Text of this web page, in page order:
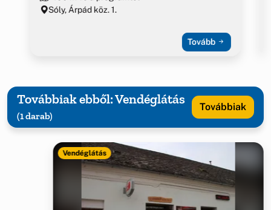
Sóly, Árpád köz. 1.
Tovább
Továbbiak ebből: Vendéglátás
(1 darab)
Továbbiak
Vendéglátás